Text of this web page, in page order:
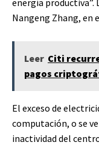
Nangeng Zhang, en
Leer Citi
pagos
El exceso de
computación, o se
inactividad del